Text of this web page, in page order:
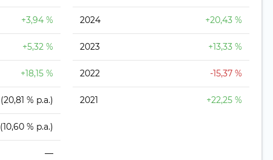
+3,94 %
+5,32 %
+18,15 %
(20,81 % p.a.)
(10,60 % p.a.)
—
2024 +20,43 %
2023 +13,33 %
2022 -15,37 %
2021 +22,25 %